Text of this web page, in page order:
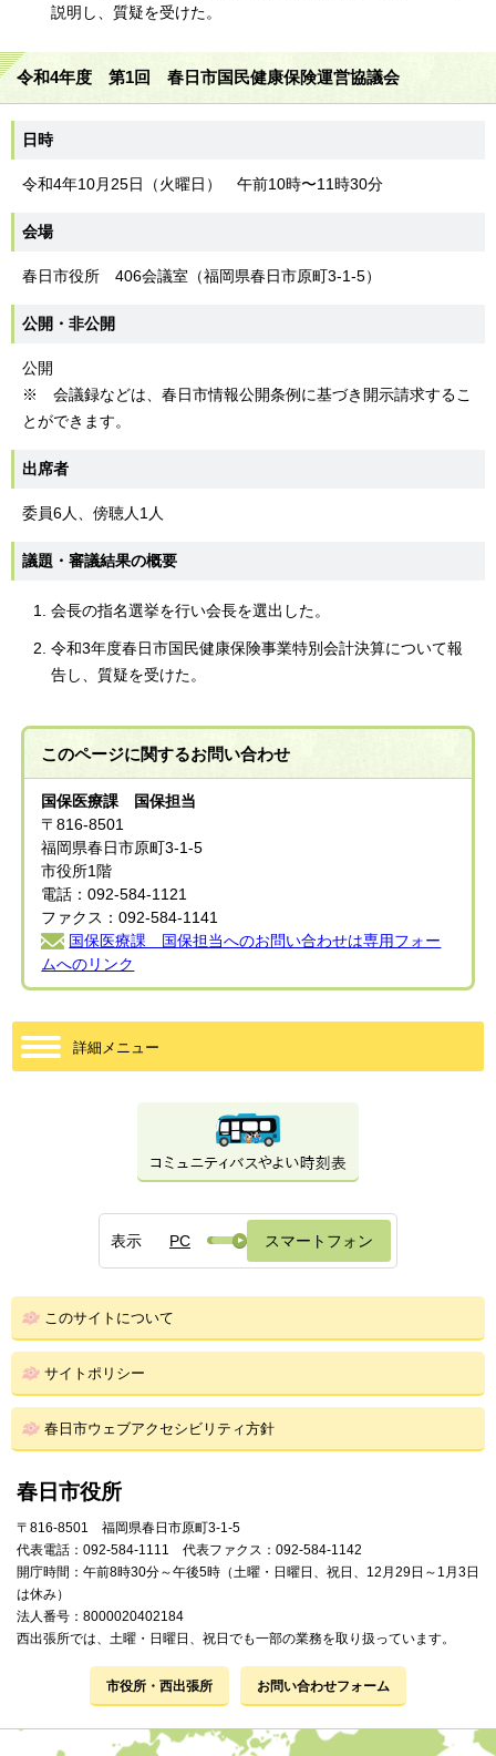
説明し、質疑を受けた。
令和4年度 第1回 春日市国民健康保険運営協議会
日時
令和4年10月25日（火曜日） 午前10時〜11時30分
会場
春日市役所 406会議室（福岡県春日市原町3-1-5）
公開・非公開
公開
※ 会議録などは、春日市情報公開条例に基づき開示請求するこ
とができます。
出席者
委員6人、傍聴人1人
議題・審議結果の概要
会長の指名選挙を行い会長を選出した。
令和3年度春日市国民健康保険事業特別会計決算について報
告し、質疑を受けた。
このページに関するお問い合わせ
国保医療課 国保担当
〒816-8501
福岡県春日市原町3-1-5
市役所1階
電話：092-584-1121
ファクス：092-584-1141
国保医療課 国保担当へのお問い合わせは専用フォー
ムへのリンク
詳細メニュー
表示 PC スマートフォン
このサイトについて
サイトポリシー
春日市ウェブアクセシビリティ方針
春日市役所
〒816-8501 福岡県春日市原町3-1-5
代表電話：092-584-1111 代表ファクス：092-584-1142
開庁時間：午前8時30分～午後5時（土曜・日曜日、祝日、12月29日～1月3日
は休み）
法人番号：8000020402184
西出張所では、土曜・日曜日、祝日でも一部の業務を取り扱っています。
市役所・西出張所 お問い合わせフォーム